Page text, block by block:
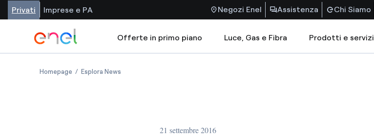
Privati Imprese e PA Negozi Enel Assistenza Chi Siamo
Offerte in primo piano Luce, Gas e Fibra Prodotti e servizi
Homepage Esplora News
21 settembre 2016